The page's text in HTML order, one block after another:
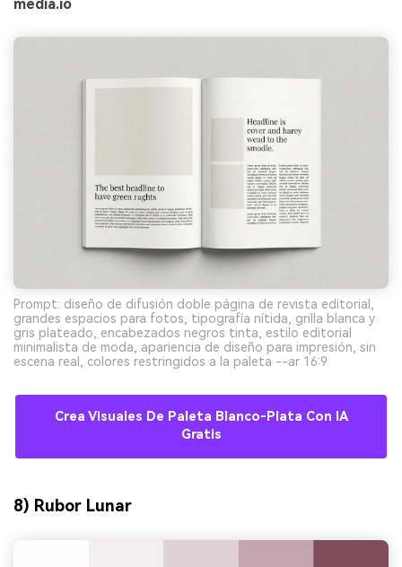
media.io
Prompt: diseño de difusión doble página de revista editorial,
grandes espacios para fotos, tipografía nítida, grilla blanca y
gris plateado, encabezados negros tinta, estilo editorial
minimalista de moda, apariencia de diseño para impresión, sin
escena real, colores restringidos a la paleta --ar 16:9
Crea Visuales De Paleta Blanco-Plata Con IA
Gratis
8) Rubor Lunar